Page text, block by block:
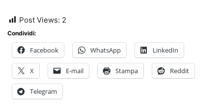
Post Views: 2
Condividi:
Facebook WhatsApp LinkedIn
X E-mail Stampa Reddit
Telegram